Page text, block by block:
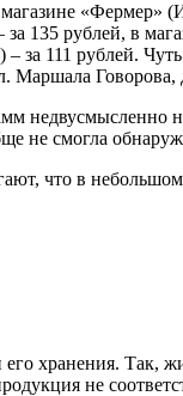
«Фермер»
135 рублей, в
111 рублей.
Маршала Говорова,
недвусмысленно
не смогла
что в
хранения. Так,
не